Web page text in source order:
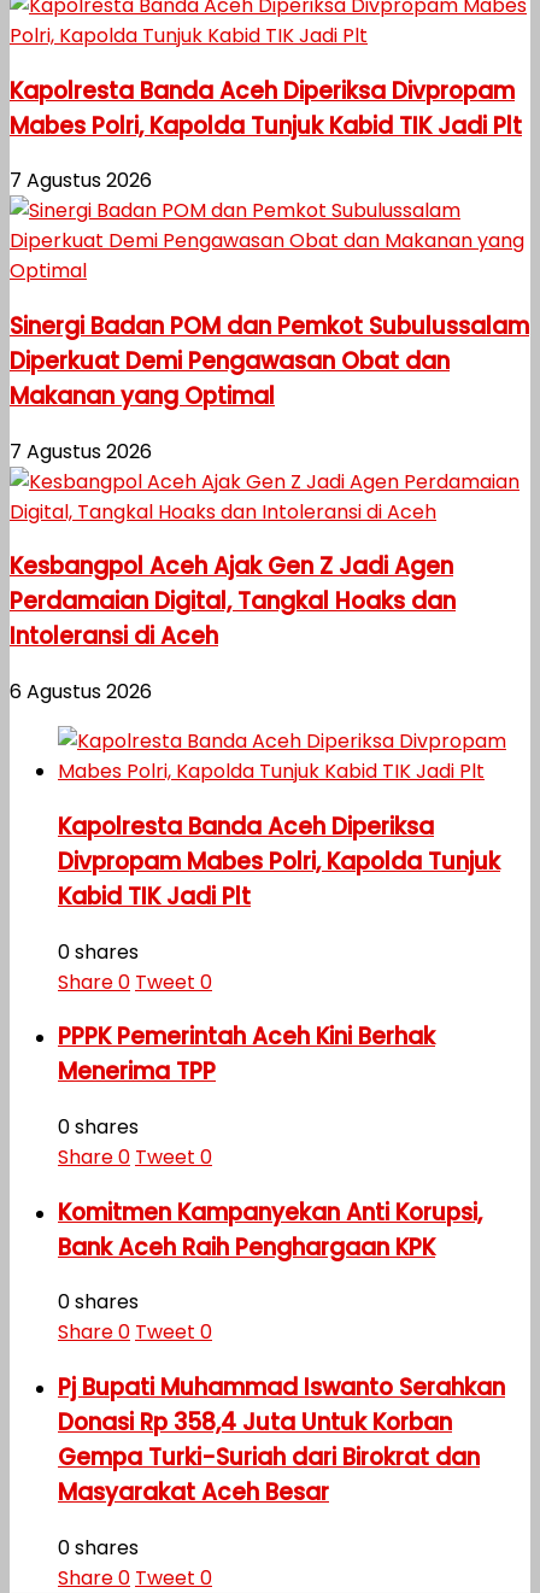
Kapolresta Banda Aceh Diperiksa Divpropam
Mabes Polri, Kapolda Tunjuk Kabid TIK Jadi Plt
7 Agustus 2026
Sinergi Badan POM dan Pemkot Subulussalam
Diperkuat Demi Pengawasan Obat dan
Makanan yang Optimal
7 Agustus 2026
Kesbangpol Aceh Ajak Gen Z Jadi Agen
Perdamaian Digital, Tangkal Hoaks dan
Intoleransi di Aceh
6 Agustus 2026
Kapolresta Banda Aceh Diperiksa
Divpropam Mabes Polri, Kapolda Tunjuk
Kabid TIK Jadi Plt
0 shares
Share0 Tweet 0
PPPK Pemerintah Aceh Kini Berhak
Menerima TPP
0 shares
Share0 Tweet 0
Komitmen Kampanyekan Anti Korupsi,
Bank Aceh Raih Penghargaan KPK
0 shares
Share0 Tweet 0
Pj Bupati Muhammad Iswanto Serahkan
Donasi Rp 358,4 Juta Untuk Korban
Gempa Turki-Suriah dari Birokrat dan
Masyarakat Aceh Besar
0 shares
Share0 Tweet 0